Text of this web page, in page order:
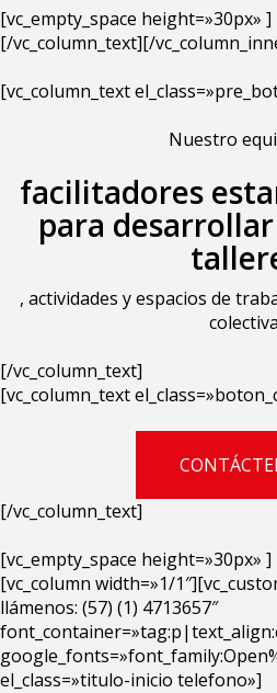
[vc_empty_space height=»30px» ]
[/vc_column_text][/
[vc_column_text
Nuestro
facilitadores
para
, actividades y espacios de
[/vc_column_text]
[vc_column_text
[/vc_column_text]
[vc_empty_space height=»30px» ]
[vc_column width=»1/
llámenos: (57) (1) 4713657″
el_class=»titulo-inicio telefono»]